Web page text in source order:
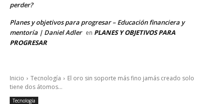
perder?
Planes y objetivos para progresar – Educación financiera y
mentoría | Daniel Adler en PLANES Y OBJETIVOS PARA
PROGRESAR